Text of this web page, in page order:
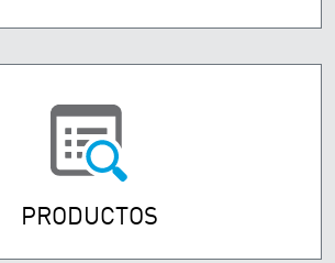
PRODUCTOS